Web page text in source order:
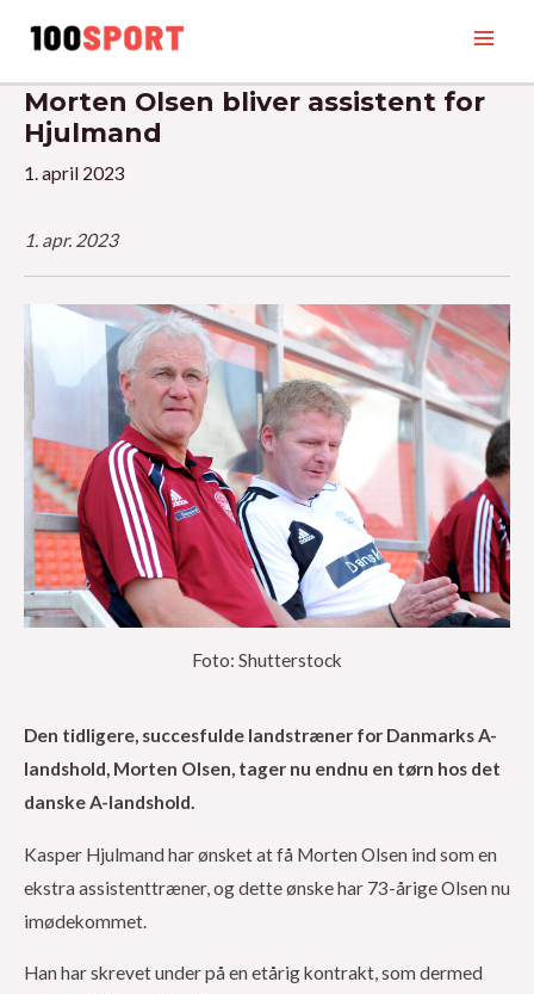
indholdet
Morten Olsen bliver assistent for
Hjulmand
1. april 2023
1. apr. 2023
Foto: Shutterstock
Den tidligere, succesfulde landstræner for Danmarks A-
landshold, Morten Olsen, tager nu endnu en tørn hos det
danske A-landshold.
Kasper Hjulmand har ønsket at få Morten Olsen ind som en
ekstra assistenttræner, og dette ønske har 73-årige Olsen nu
imødekommet.
Han har skrevet under på en etårig kontrakt, som dermed